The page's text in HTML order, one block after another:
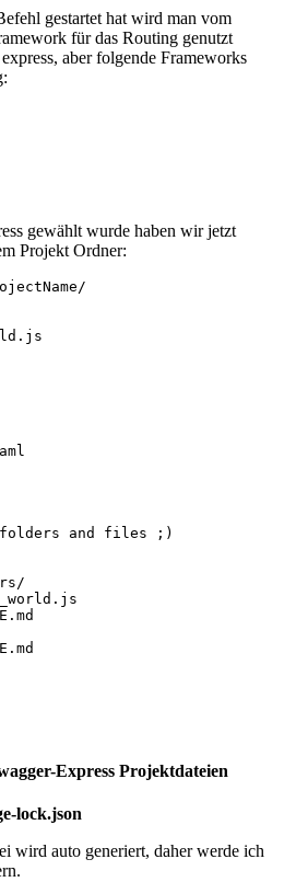
gestartet hat wird man vom
für das Routing genutzt
aber folgende Frameworks
gewählt wurde haben wir jetzt
Projekt Ordner:
and files ;)
Express Projektdateien
lock.json
wird auto generiert, daher werde ich